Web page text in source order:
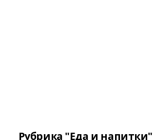
Рубрика "Еда и напитки"